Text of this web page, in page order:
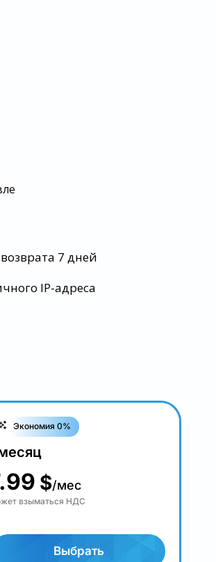
7 дней
IP-адреса
Экономия 0%
$/мес
взыматься НДС
Выбрать